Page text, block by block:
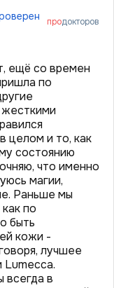
продокторов
ещё со времен
по
целом и то, как
состоянию
что именно
магии,
Раньше мы
по
быть
кожи -
лучшее
Lumecca.
всегда в